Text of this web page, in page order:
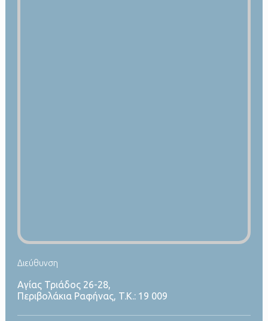
Διεύθυνση
Αγίας Τριάδος 26-28,
Περιβολάκια Ραφήνας, T.K.: 19 009